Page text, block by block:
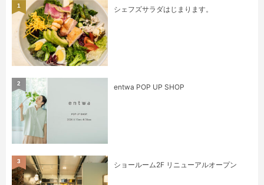
シェフズサラダはじまります。
1
entwa POP UP SHOP
2
ショールーム2F リニューアルオープン
3